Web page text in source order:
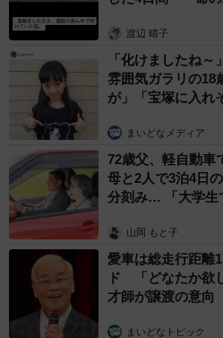
渡辺 晴子
「化けましたね
雰囲気ガラリの
が」「宝塚に入れ
まいどなメディア
72歳父、軽自動
母と2人で3泊4日
分刻み… 「大学生
山岡 もと子
愛車は総走行距離
ド 「どなたか欲
才師が譲渡の意向
まいどなトピック